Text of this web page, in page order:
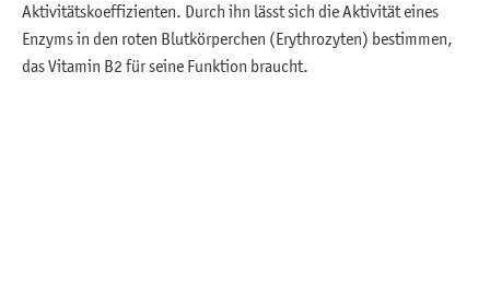
Aktivitätskoeffizienten. Durch ihn lässt sich die Aktivität eines
Enzyms in den roten Blutkörperchen (Erythrozyten) bestimmen,
das Vitamin B2 für seine Funktion braucht.